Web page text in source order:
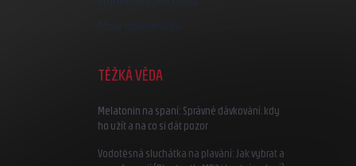
TĚŽKÁ VĚDA
Melatonin na spaní: Správné dávkování, kdy
ho užít a na co si dát pozor
Vodotěsná sluchátka na plavání: Jak vybrat a